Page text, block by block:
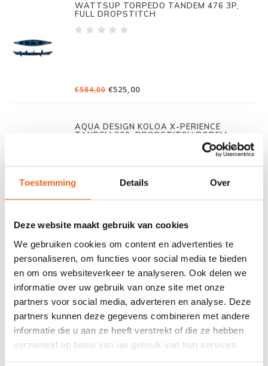
Toestemming Details Over
Deze website maakt gebruik van cookies
We gebruiken cookies om content en advertenties te
personaliseren, om functies voor social media te bieden
en om ons websiteverkeer te analyseren. Ook delen we
informatie over uw gebruik van onze site met onze
partners voor social media, adverteren en analyse. Deze
partners kunnen deze gegevens combineren met andere
informatie die u aan ze heeft verstrekt of die ze hebben
verzameld op basis van uw gebruik van hun services.
WATTSUP TORPEDO TANDEM 476 3P,
FULL DROPSTITCH
€584,00 €525,00
AQUA DESIGN KOLOA X-PERIENCE
TANDEM 360, DROPSTITCH BODEM
GUMOTEX SWING TANDEM 402
€1.190,00€895,00
GUMOTEX SOLAR 2/1 410